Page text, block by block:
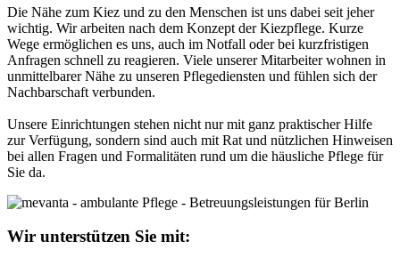
Die Nähe zum Kiez und zu den Menschen ist uns dabei seit jeher
wichtig. Wir arbeiten nach dem Konzept der Kiezpflege. Kurze
Wege ermöglichen es uns, auch im Notfall oder bei kurzfristigen
Anfragen schnell zu reagieren. Viele unserer Mitarbeiter wohnen in
unmittelbarer Nähe zu unseren Pflegediensten und fühlen sich der
Nachbarschaft verbunden.
Unsere Einrichtungen stehen nicht nur mit ganz praktischer Hilfe
zur Verfügung, sondern sind auch mit Rat und nützlichen Hinweisen
bei allen Fragen und Formalitäten rund um die häusliche Pflege für
Sie da.
Wir unterstützen Sie mit: